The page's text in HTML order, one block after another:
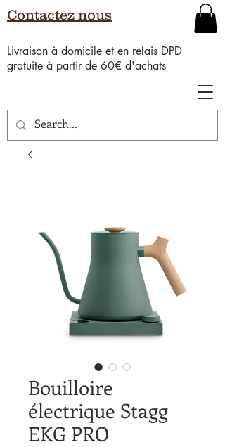
Livraison à domicile et en relais DPD
gratuite à partir de 60€ d'achats
Contactez nous
Bouilloire
électrique Stagg
EKG PRO